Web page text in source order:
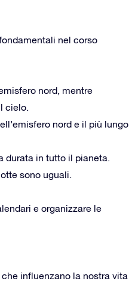
nel corso
nord, mentre
cielo.
nord e il più lungo
durata in tutto il pianeta.
sono uguali.
e organizzare le
influenzano la nostra vita